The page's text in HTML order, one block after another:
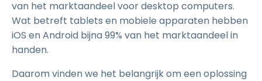
van het marktaandeel voor desktop computers.
Wat betreft tablets en mobiele apparaten hebben
iOS en Android bijna 99% van het marktaandeel in
handen.
Daarom vinden we het belangrijk om een oplossing